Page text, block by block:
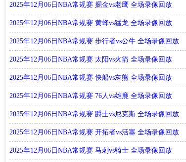
2025年12月06日NBA常规赛 掘金vs老鹰 全场录像回放
2025年12月06日NBA常规赛 黄蜂vs猛龙 全场录像回放
2025年12月06日NBA常规赛 步行者vs公牛 全场录像回放
2025年12月06日NBA常规赛 太阳vs火箭 全场录像回放
2025年12月06日NBA常规赛 快船vs灰熊 全场录像回放
2025年12月06日NBA常规赛 76人vs雄鹿 全场录像回放
2025年12月06日NBA常规赛 爵士vs尼克斯 全场录像回放
2025年12月06日NBA常规赛 开拓者vs活塞 全场录像回放
2025年12月06日NBA常规赛 马刺vs骑士 全场录像回放